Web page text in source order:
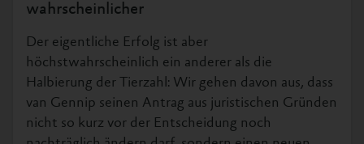
wahrscheinlicher
Der eigentliche Erfolg ist aber
höchstwahrscheinlich ein anderer als die
Halbierung der Tierzahl: Wir gehen davon aus, dass
van Gennip seinen Antrag aus juristischen Gründen
nicht so kurz vor der Entscheidung noch